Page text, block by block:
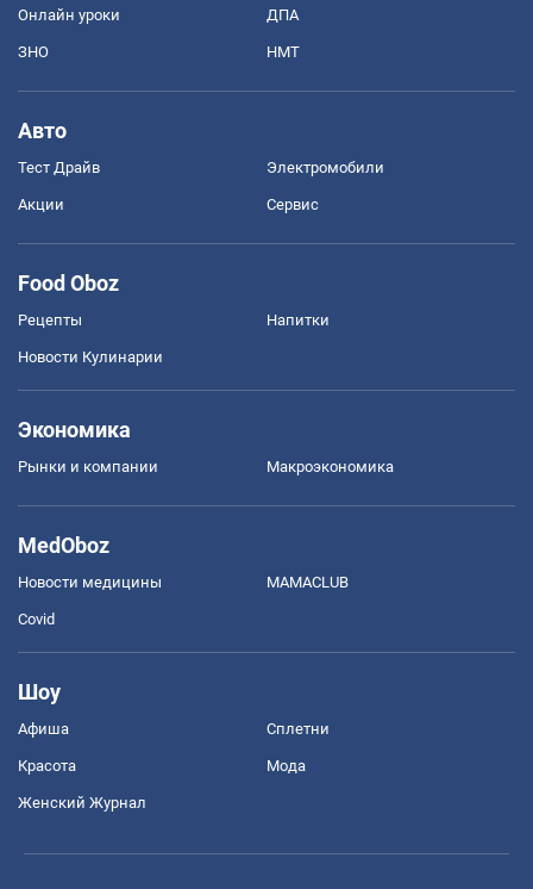
Онлайн уроки ДПА
ЗНО НМТ
Авто
Тест Драйв Электромобили
Акции Сервис
Food Oboz
Рецепты Напитки
Новости Кулинарии
Экономика
Рынки и компании Mакроэкономика
MedOboz
Новости медицины MAMACLUB
Covid
Шоу
Афиша Сплетни
Красота Мода
Женский Журнал